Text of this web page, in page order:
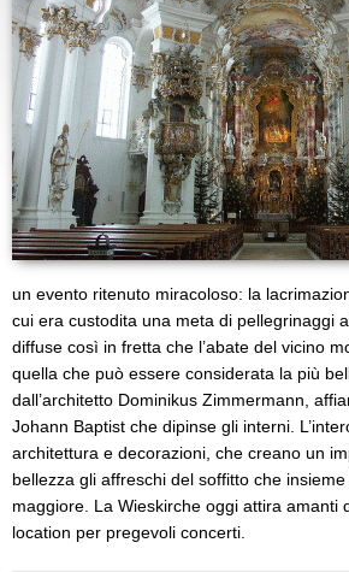
un evento ritenuto miracoloso: la
cui era custodita una meta di pellegrinaggi
diffuse così in fretta che l’abate del vicino
quella che può essere considerata la più
dall’architetto Dominikus Zimmermann,
Johann Baptist che dipinse gli interni.
architettura e decorazioni, che creano un
bellezza gli affreschi del soffitto che
maggiore. La Wieskirche oggi attira amanti
location per pregevoli concerti.